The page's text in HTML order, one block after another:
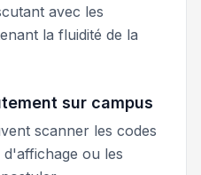
avec les
la fluidité de la
sur campus
scanner les codes
ou les